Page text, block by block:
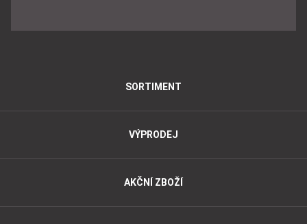
SORTIMENT
VÝPRODEJ
AKČNÍ ZBOŽÍ